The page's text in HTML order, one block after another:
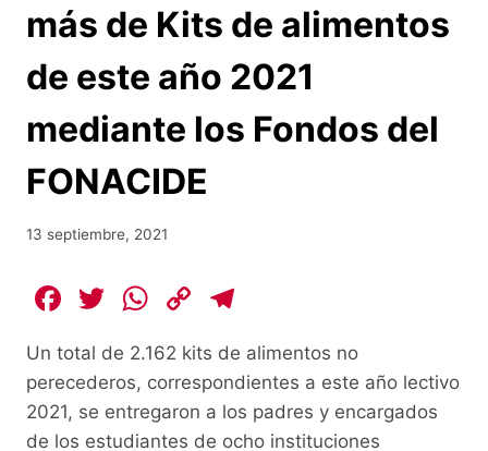
más de Kits de alimentos
de este año 2021
mediante los Fondos del
FONACIDE
13 septiembre, 2021
F
c
e
b
T
itt
er
W
at
s
A
C
p
y
Li
e
gr
a
Un total de 2.162 kits de alimentos no
perecederos, correspondientes a este año lectivo
2021, se entregaron a los padres y encargados
de los estudiantes de ocho instituciones